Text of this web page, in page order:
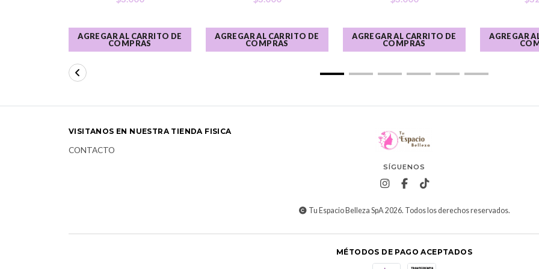
AGREGAR AL CARRITO DE
COMPRAS
AGREGAR AL CARRITO DE
COMPRAS
AGREGAR AL CARRITO DE
COMPRAS
AGREGAR
SÍGUENOS
Tu Espacio Belleza SpA 2026. Todos los derechos reservados.
VISITANOS EN NUESTRA TIENDA FISICA
CONTACTO
MÉTODOS DE PAGO ACEPTADOS